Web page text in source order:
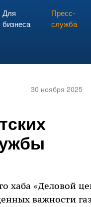
Запах газа?
ЗВОНИ 104
Для
бизнеса
Пресс-
служба
30 ноября 2025
хаба «Деловой
важности